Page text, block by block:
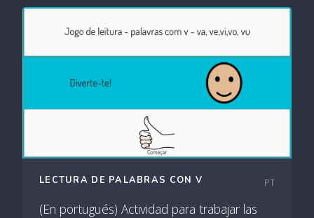
LECTURA DE PALABRAS CON V PT
(En portugués) Actividad para trabajar las